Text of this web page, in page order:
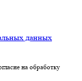
данных
на обработку